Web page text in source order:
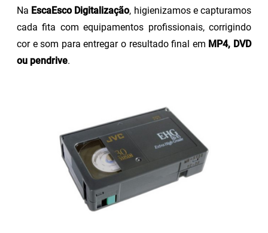
Na EscaEsco Digitalização, higienizamos e capturamos
cada fita com equipamentos profissionais, corrigindo
cor e som para entregar o resultado final em MP4, DVD
ou pendrive.